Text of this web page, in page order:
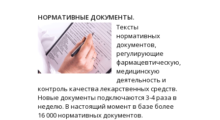
НОРМАТИВНЫЕ ДОКУМЕНТЫ.
Тексты
нормативных
документов,
регулирующие
фармацевтическую,
медицинскую
деятельность и
контроль качества лекарственных средств.
Новые документы подключаются 3-4 раза в
неделю. В настоящий момент в базе более
16 000 нормативных документов.